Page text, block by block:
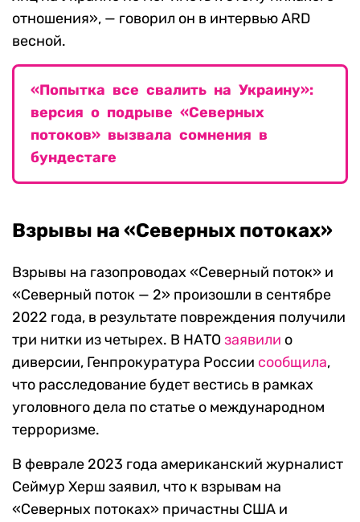
отношения», — говорил он в интервью ARD
весной.
«Попытка все свалить на Украину»:
версия о подрыве «Северных
потоков» вызвала сомнения в
бундестаге
Взрывы на «Северных потоках»
Взрывы на газопроводах «Северный поток» и
«Северный поток — 2» произошли в сентябре
2022 года, в результате повреждения получили
три нитки из четырех. В НАТОзаявили о
диверсии, Генпрокуратура России сообщила,
что расследование будет вестись в рамках
уголовного дела по статье о международном
терроризме.
В феврале 2023 года американский журналист
Сеймур Херш заявил, что к взрывам на
«Северных потоках» причастны США и